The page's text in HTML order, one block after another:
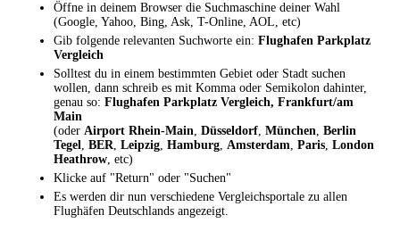
Öffne in deinem Browser die Suchmaschine deiner Wahl
(Google, Yahoo, Bing, Ask, T-Online, AOL, etc)
Gib folgende relevanten Suchworte ein: Flughafen Parkplatz
Vergleich
Solltest du in einem bestimmten Gebiet oder Stadt suchen
wollen, dann schreib es mit Komma oder Semikolon dahinter,
genau so: Flughafen Parkplatz Vergleich, Frankfurt/am
Main
(oder Airport Rhein-Main, Düsseldorf, München, Berlin
Tegel, BER, Leipzig, Hamburg, Amsterdam, Paris, London
Heathrow, etc)
Klicke auf "Return" oder "Suchen"
Es werden dir nun verschiedene Vergleichsportale zu allen
Flughäfen Deutschlands angezeigt.